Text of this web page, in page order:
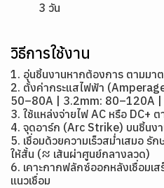
3 วัน
วิธีการใช้งาน
1. อุ่นชิ้นงานหากต้องการ ตามมา
2. ตั้งค่ากระแสไฟฟ้า
50–80A | 3.2mm: 80–120A
3. ใช้แหล่งจ่ายไฟ AC หรือ DC+
4. จุดอาร์ก (Arc Strike) บนชิ้นง
5. เชื่อมด้วยความเร็วสม่ำเสมอ รั
ให้สั้น (≈ เส้นผ่าศูนย์กลางลวด)
6. เคาะกากฟลักซ์ออกหลังเชื่อมเ
แนวเชื่อม